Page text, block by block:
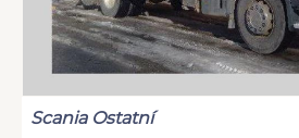
Scania Ostatní